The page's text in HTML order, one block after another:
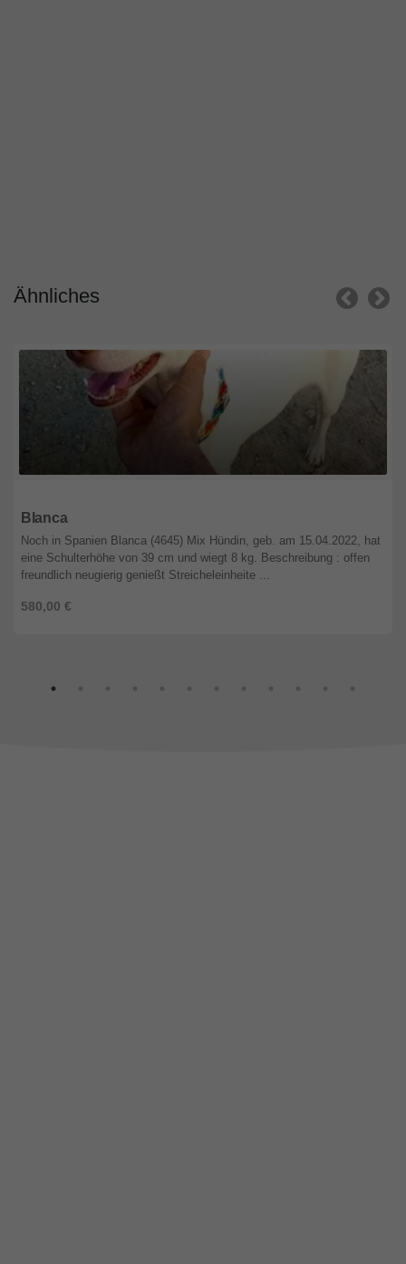
Ähnliches
Blanca
580,00 €
Noch in Spanien Blanca (4645) Mix Hündin, geb. am 15.04.2022, hat
eine Schulterhöhe von 39 cm und wiegt 8 kg. Beschreibung : offen
freundlich neugierig genießt Streicheleinheite ...